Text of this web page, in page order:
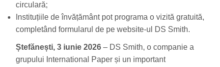
circulară;
Instituțiile de învățământ pot programa o vizită gratuită,
completând formularul de pe website-ul DS Smith.
Ștefănești, 3 iunie 2026 – DS Smith, o companie a
grupului International Paper și un important